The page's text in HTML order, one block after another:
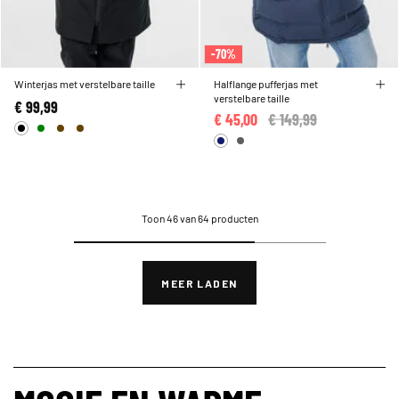
Winterjas met verstelbare taille
€ 99,99
-70%
Halflange pufferjas met
verstelbare taille
Price reduced from
€ 149,99
€ 45,00
Toon 46 van 64 producten
MEER LADEN